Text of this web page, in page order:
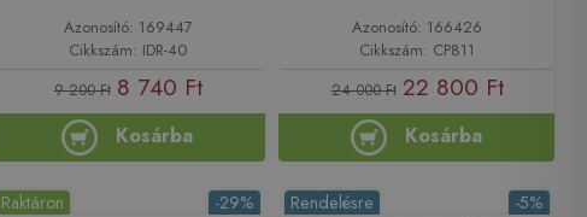
Azonosító: 169447
Cikkszám: IDR-40
9 200 Ft 8 740 Ft
Kosárba
Azonosító: 166426
Cikkszám: CP811
24 000 Ft 22 800 Ft
Kosárba
-29%
Raktáron -5%
Rendelésre